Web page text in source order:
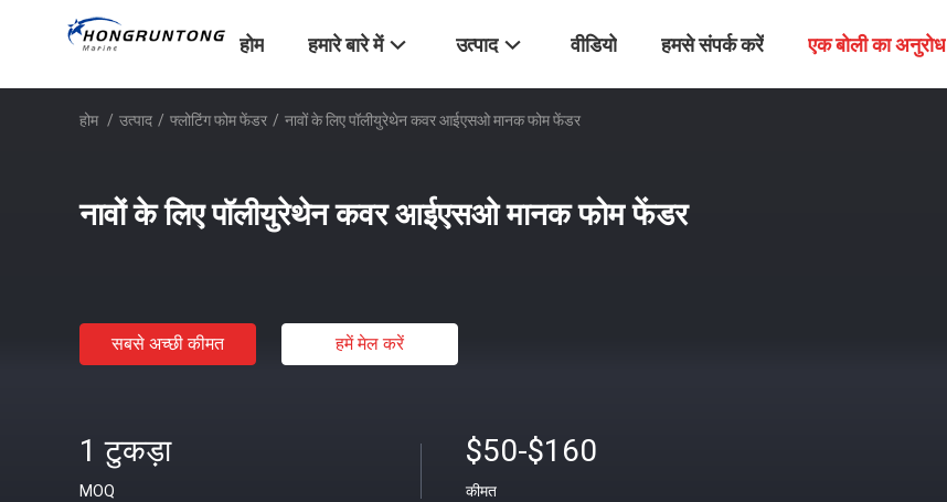
होम हमारे बारे में उत्पाद वीडियो हमसे संपर्क करें एक बोली का अनुरोध
होम / उत्पाद / फ्लोटिंग फोम फेंडर / नावों के लिए पॉलीयुरेथेन कवर आईएसओ मानक फोम फेंडर
नावों के लिए पॉलीयुरेथेन कवर आईएसओ मानक फोम फेंडर
सबसे अच्छी कीमत हमें मेल करें
1 टुकड़ा
MOQ
$50-$160
कीमत